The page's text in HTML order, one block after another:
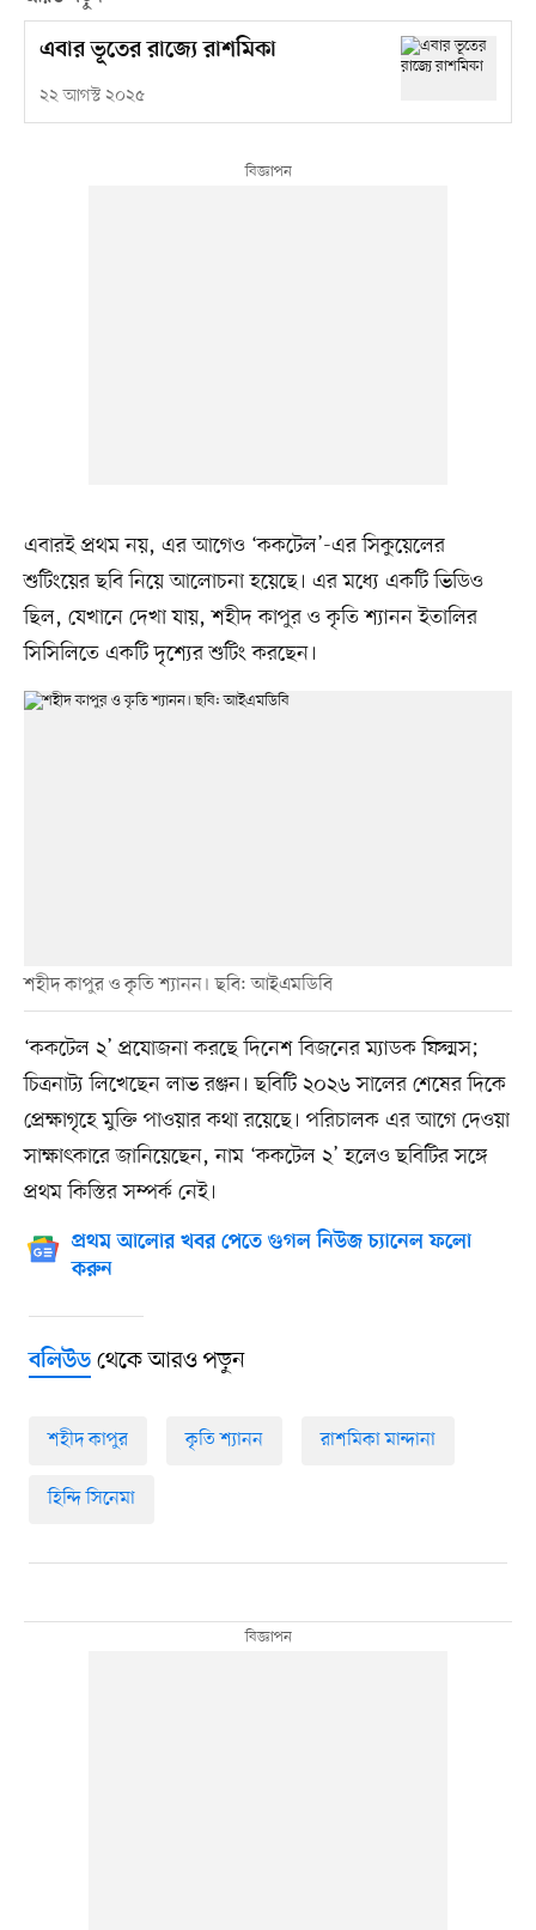
এবার ভূতের রাজ্যে রাশমিকা
২২ আগস্ট ২০২৫
এবারই প্রথম নয়, এর আগেও ‘ককটেল’-এর সিকুয়েলের
শুটিংয়ের ছবি নিয়ে আলোচনা হয়েছে। এর মধ্যে একটি ভিডিও
ছিল, যেখানে দেখা যায়, শহীদ কাপুর ও কৃতি শ্যানন ইতালির
সিসিলিতে একটি দৃশ্যের শুটিং করছেন।
শহীদ কাপুর ও কৃতি শ্যানন। ছবি: আইএমডিবি
‘ককটেল ২’ প্রযোজনা করছে দিনেশ বিজনের ম্যাডক ফিল্মস;
চিত্রনাট্য লিখেছেন লাভ রঞ্জন। ছবিটি ২০২৬ সালের শেষের দিকে
প্রেক্ষাগৃহে মুক্তি পাওয়ার কথা রয়েছে। পরিচালক এর আগে দেওয়া
সাক্ষাৎকারে জানিয়েছেন, নাম ‘ককটেল ২’ হলেও ছবিটির সঙ্গে
প্রথম কিস্তির সম্পর্ক নেই।
প্রথম আলোর খবর পেতে গুগল নিউজ চ্যানেল ফলো
করুন
বলিউডথেকে আরও পড়ুন
শহীদ কাপুর কৃতি শ্যানন রাশমিকা মান্দানা
হিন্দি সিনেমা